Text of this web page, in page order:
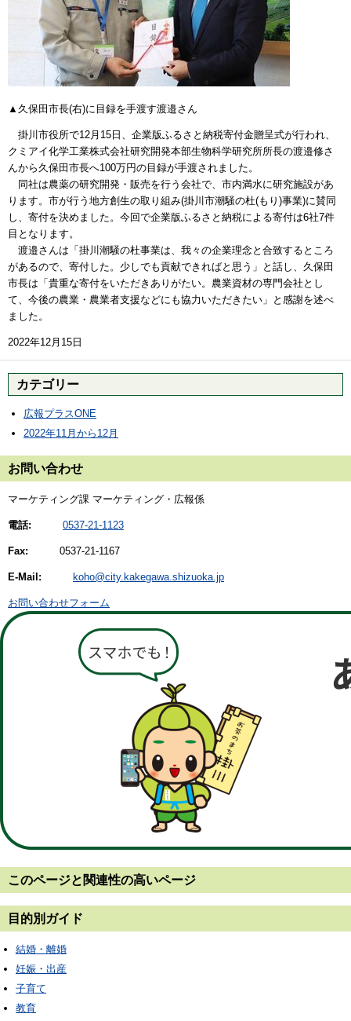
▲久保田市長(右)に目録を手渡す渡邉さん
掛川市役所で12月15日、企業版ふるさと納税寄付金贈呈式が行われ、
クミアイ化学工業株式会社研究開発本部生物科学研究所所長の渡邉修さ
んから久保田市長へ100万円の目録が手渡されました。
同社は農薬の研究開発・販売を行う会社で、市内満水に研究施設があ
ります。市が行う地方創生の取り組み(掛川市潮騒の杜(もり)事業)に賛同
し、寄付を決めました。今回で企業版ふるさと納税による寄付は6社7件
目となります。
渡邉さんは「掛川潮騒の杜事業は、我々の企業理念と合致するところ
があるので、寄付した。少しでも貢献できればと思う」と話し、久保田
市長は「貴重な寄付をいただきありがたい。農業資材の専門会社とし
て、今後の農業・農業者支援などにも協力いただきたい」と感謝を述べ
ました。
2022年12月15日
カテゴリー
広報プラスONE
2022年11月から12月
お問い合わせ
マーケティング課 マーケティング・広報係
電話: 0537-21-1123
Fax: 0537-21-1167
E-Mail: koho@city.kakegawa.shizuoka.jp
お問い合わせフォーム
このページと 関連性の高いページ
目的別ガイド
結婚・離婚
妊娠・出産
子育て
教育